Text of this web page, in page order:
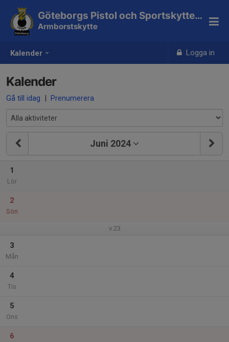
Kalender Logga in
Göteborgs Pistol och Sportskytteklubb
Armborstskytte
Kalender
Gå till idag | Prenumerera
Juni 2024
1
Lör
2
Sön
v.23
3
Mån
4
Tis
5
Ons
6